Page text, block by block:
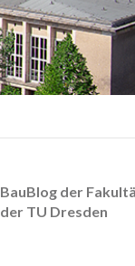
BauBlog der
der TU Dresden